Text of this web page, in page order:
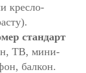
кресло-
стандарт
ТВ, мини-
балкон.